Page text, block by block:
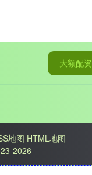
大额配资
地图 HTML地图
2026